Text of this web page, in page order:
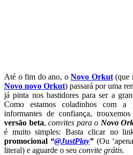
Até o fim do ano, o Novo Orkut(que
Novo novo Orkut) passará por uma
já pinta nos bastidores para ser a
Como estamos coladinhos com a
informantes de confiança,
versão beta,convites para o Novo
é muito simples: Basta clicar no
promocional “@JustPlay” (Ou
literal) e aguarde o seu convite grátis.